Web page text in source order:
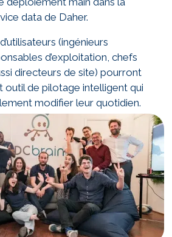
data de Daher.
(ingénieurs
d’exploitation, chefs
directeurs de site) pourront
outil de pilotage intelligent qui
modifier leur quotidien.